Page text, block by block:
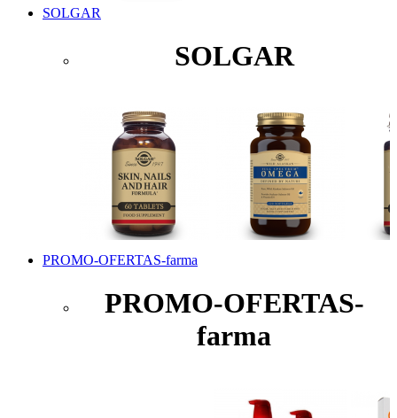
SOLGAR
SOLGAR
PROMO-OFERTAS-farma
PROMO-OFERTAS-
farma